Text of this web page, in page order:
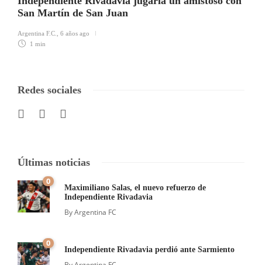
San Martín de San Juan
Argentina F.C.
6 años ago
1 min
Redes sociales
Últimas noticias
0
Maximiliano Salas, el nuevo refuerzo de
Independiente Rivadavia
ByArgentina FC
0
Independiente Rivadavia perdió ante Sarmiento